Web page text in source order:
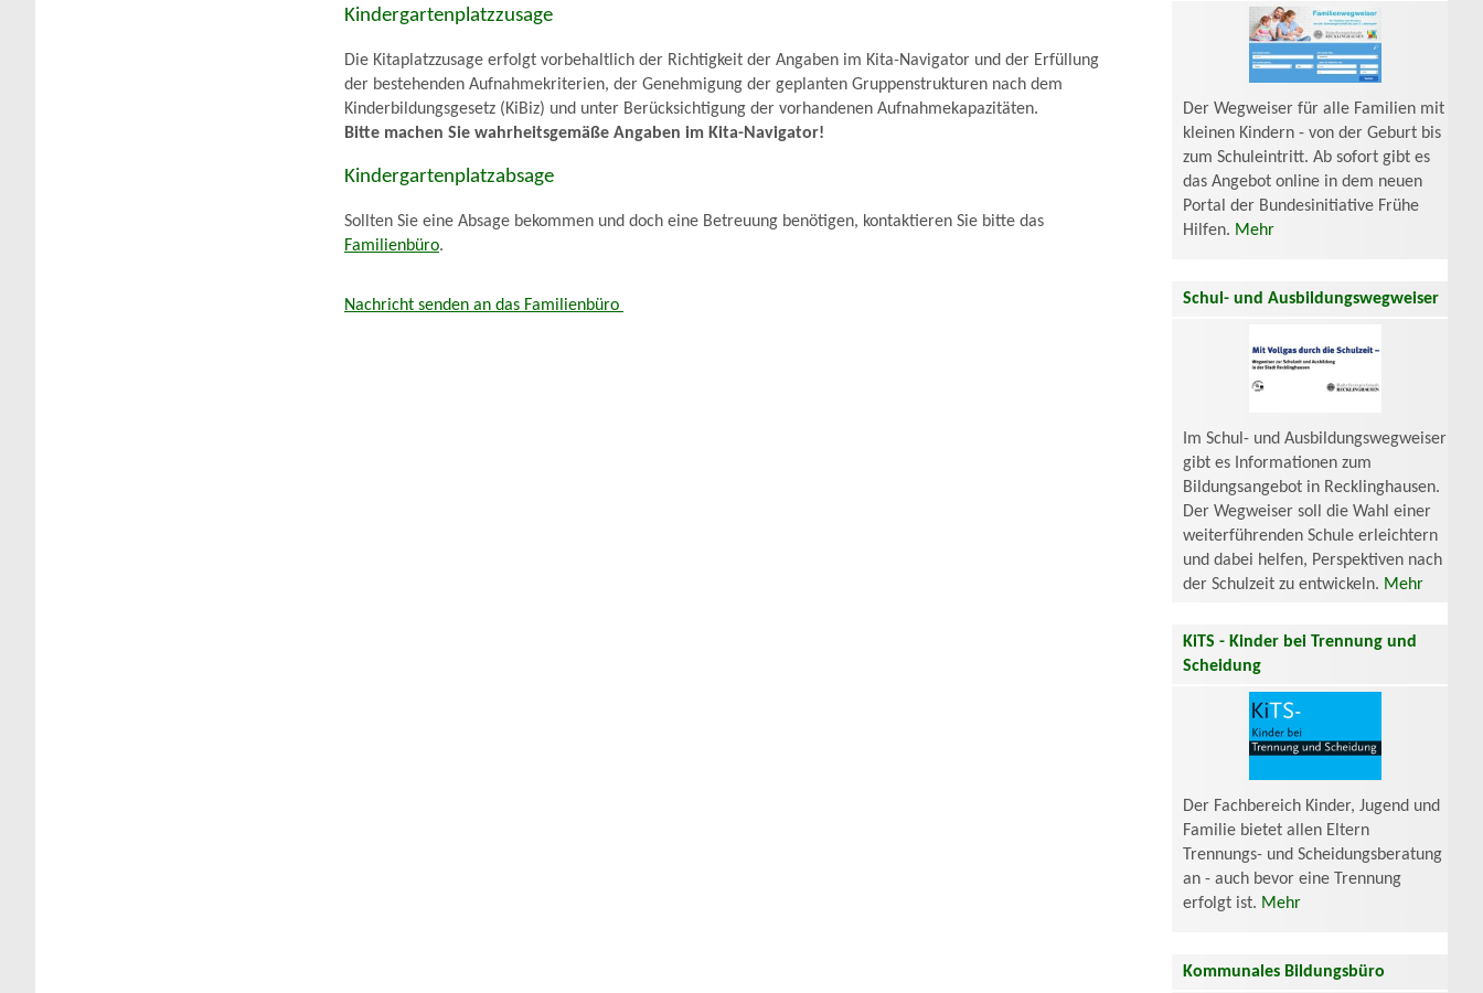
Kindergartenplatzzusage
Die Kitaplatzzusage erfolgt vorbehaltlich der Richtigkeit der Angaben im Kita-Navigator und der Erfüllung
der bestehenden Aufnahmekriterien, der Genehmigung der geplanten Gruppenstrukturen nach dem
Kinderbildungsgesetz (KiBiz) und unter Berücksichtigung der vorhandenen Aufnahmekapazitäten.
Bitte machen Sie wahrheitsgemäße Angaben im Kita-Navigator!
Kindergartenplatzabsage
Sollten Sie eine Absage bekommen und doch eine Betreuung benötigen, kontaktieren Sie bitte das
Familienbüro.
Nachricht senden an das Familienbüro
Der Wegweiser für alle Familien mit
kleinen Kindern - von der Geburt bis
zum Schuleintritt. Ab sofort gibt es
das Angebot online in dem neuen
Portal der Bundesinitiative Frühe
Hilfen. Mehr
Schul- und Ausbildungswegweiser
Im Schul- und Ausbildungswegweiser
gibt es Informationen zum
Bildungsangebot in Recklinghausen.
Der Wegweiser soll die Wahl einer
weiterführenden Schule erleichtern
und dabei helfen, Perspektiven nach
der Schulzeit zu entwickeln. Mehr
KiTS - Kinder bei Trennung und
Scheidung
Der Fachbereich Kinder, Jugend und
Familie bietet allen Eltern
Trennungs- und Scheidungsberatung
an - auch bevor eine Trennung
erfolgt ist. Mehr
Kommunales Bildungsbüro